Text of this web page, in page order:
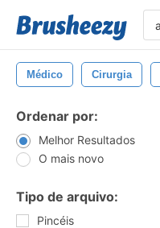
Médico Cirurgia
Ordenar por:
Melhor Resultados
O mais novo
Tipo de arquivo:
Pincéis